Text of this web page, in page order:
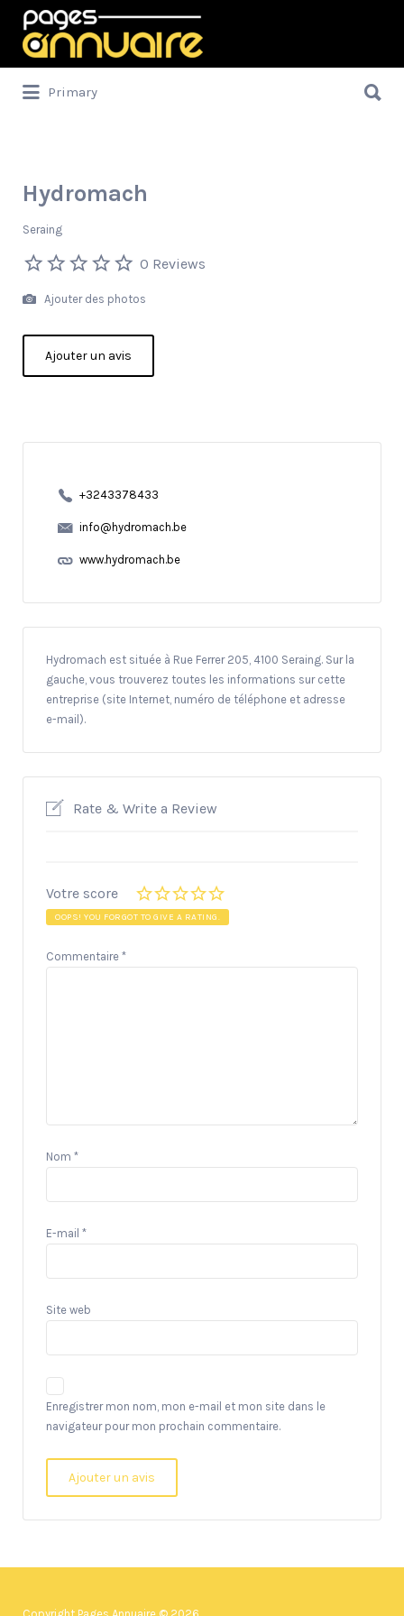
Rechercher:
Primary
Hydromach
Seraing
0 Reviews
Ajouter des photos
Ajouter un avis
+3243378433
info@hydromach.be
www.hydromach.be
Hydromach est située à Rue Ferrer 205, 4100 Seraing. Sur la
gauche, vous trouverez toutes les informations sur cette
entreprise (site Internet, numéro de téléphone et adresse
e-mail).
Rate & Write a Review
Votre score
OOPS! YOU FORGOT TO GIVE A RATING.
Commentaire *
Nom *
E-mail *
Site web
Enregistrer mon nom, mon e-mail et mon site dans le
navigateur pour mon prochain commentaire.